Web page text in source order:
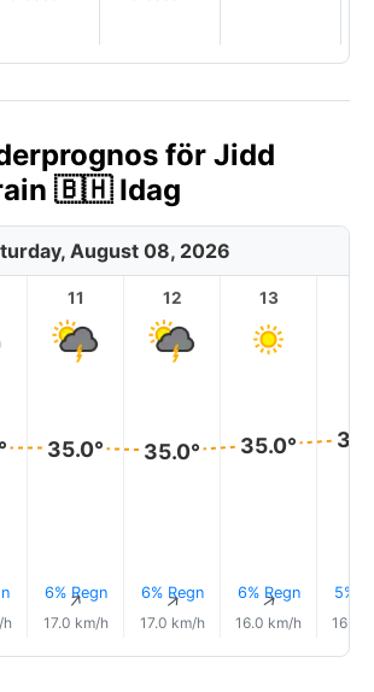
för Jidd
🇧🇭 Idag
August 08, 2026
h
11
35.0°
6% Regn
↑
17.0 km/h
12
35.0°
6% Regn
↑
17.0 km/h
13
35.0°
6% Regn
↑
16.0 km/h
5%
16.0